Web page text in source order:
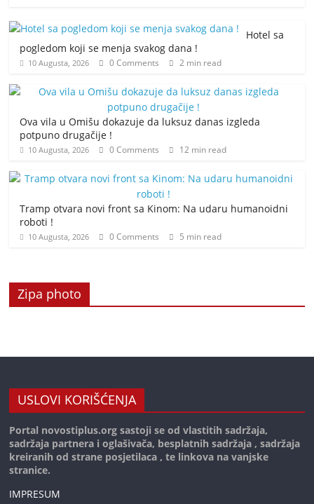
Hotel sa
pogledom koji se menja svakog dana !
10 Augusta, 2026 0 Comments 2 min read
Ova vila u Omišu dokazuje da luksuz danas izgleda
potpuno drugačije !
10 Augusta, 2026 0 Comments 12 min read
Tramp otvara novi front sa Kinom: Na udaru humanoidni
roboti !
10 Augusta, 2026 0 Comments 5 min read
Zipa photo
USLOVI KORIŠĆENJA
Portal novostiplus.org sastoji se od vlastitih sadržaja,
sadržaja partnera i oglašivača, besplatnih sadržaja , sadržaja
kreiranih od strane posjetilaca , te linkova na vanjske
stranice.
IMPRESUM